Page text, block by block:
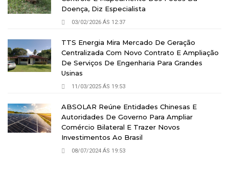
Doença, Diz Especialista
03/02/2026 ÁS 12:37
TTS Energia Mira Mercado De Geração
Centralizada Com Novo Contrato E Ampliação
De Serviços De Engenharia Para Grandes
Usinas
11/03/2025 ÁS 19:53
ABSOLAR Reúne Entidades Chinesas E
Autoridades De Governo Para Ampliar
Comércio Bilateral E Trazer Novos
Investimentos Ao Brasil
08/07/2024 ÁS 19:53